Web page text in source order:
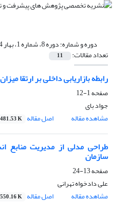
دوره و شماره:دوره 8، شماره 1، بهار 1404
تعداد مقالات: 11
رابطه بازاریابی داخلی بر ارتقا
صفحه1-12
جواد بای
مشاهده مقاله
اصل مقاله 481.53 K
طراحی مدلی از مدیریت منابع
سازمان
صفحه13-24
علی دادخواه تهرانی
مشاهده مقاله
اصل مقاله 550.16 K